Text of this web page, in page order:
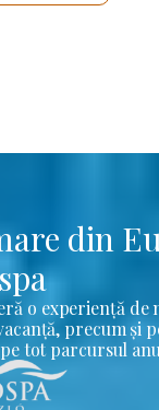
din
o experiență de
precum și
tot parcursul